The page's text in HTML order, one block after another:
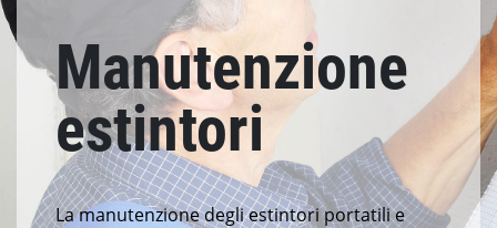
Manutenzione
estintori
La manutenzione degli estintori portatili e